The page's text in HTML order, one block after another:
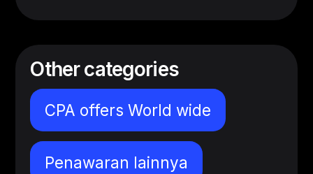
Other categories
CPA offers World wide
Penawaran lainnya